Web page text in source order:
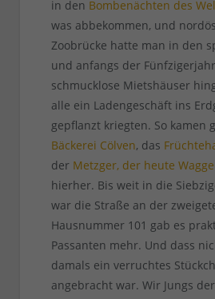
in den Bombenächten des
was abbekommen, und
Zoobrücke hatte man in den
und anfangs der
schmucklose Mietshäuser
alle ein Ladengeschäft ins
gepflanzt kriegten. So kamen
Bäckerei Cölven, das
der Metzger, der heute
hierher. Bis weit in die
war die Straße an der
Hausnummer 101 gab es
Passanten mehr. Und dass
damals ein verruchtes
angebracht war. Wir Jungs